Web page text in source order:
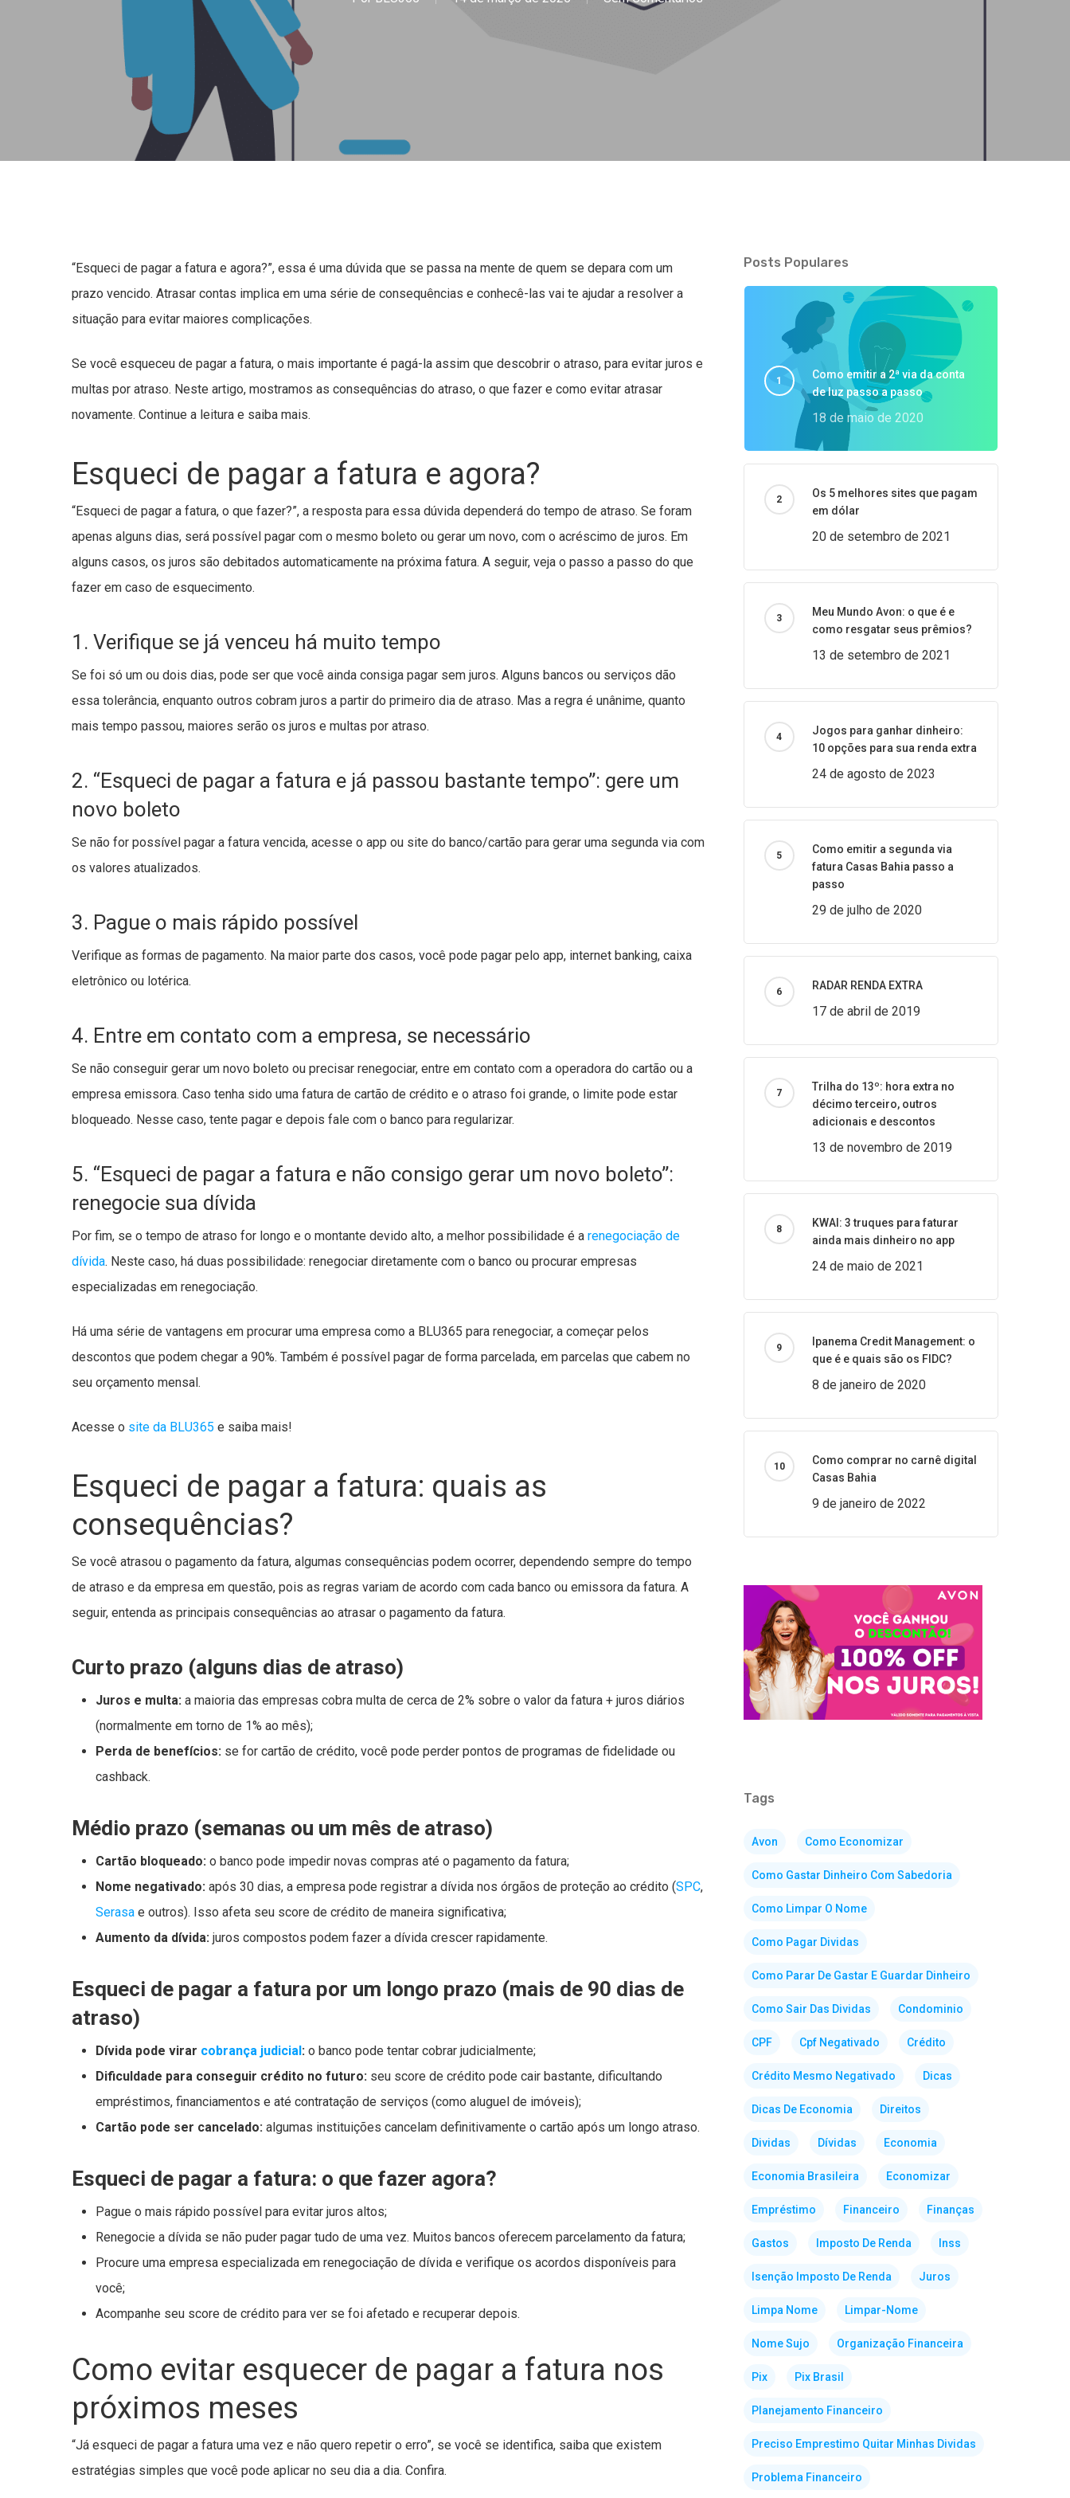
“Esqueci de pagar a fatura e agora?”, essa é uma dúvida que se passa na mente de quem se depara com um
prazo vencido. Atrasar contas implica em uma série de consequências e conhecê-las vai te ajudar a resolver a
situação para evitar maiores complicações.
Se você esqueceu de pagar a fatura, o mais importante é pagá-la assim que descobrir o atraso, para evitar juros e
multas por atraso. Neste artigo, mostramos as consequências do atraso, o que fazer e como evitar atrasar
novamente. Continue a leitura e saiba mais.
Esqueci de pagar a fatura e agora?
“Esqueci de pagar a fatura, o que fazer?”, a resposta para essa dúvida dependerá do tempo de atraso. Se foram
apenas alguns dias, será possível pagar com o mesmo boleto ou gerar um novo, com o acréscimo de juros. Em
alguns casos, os juros são debitados automaticamente na próxima fatura. A seguir, veja o passo a passo do que
fazer em caso de esquecimento.
1. Verifique se já venceu há muito tempo
Se foi só um ou dois dias, pode ser que você ainda consiga pagar sem juros. Alguns bancos ou serviços dão
essa tolerância, enquanto outros cobram juros a partir do primeiro dia de atraso. Mas a regra é unânime, quanto
mais tempo passou, maiores serão os juros e multas por atraso.
2. “Esqueci de pagar a fatura e já passou bastante tempo”: gere um
novo boleto
Se não for possível pagar a fatura vencida, acesse o app ou site do banco/cartão para gerar uma segunda via com
os valores atualizados.
3. Pague o mais rápido possível
Verifique as formas de pagamento. Na maior parte dos casos, você pode pagar pelo app, internet banking, caixa
eletrônico ou lotérica.
4. Entre em contato com a empresa, se necessário
Se não conseguir gerar um novo boleto ou precisar renegociar, entre em contato com a operadora do cartão ou a
empresa emissora. Caso tenha sido uma fatura de cartão de crédito e o atraso foi grande, o limite pode estar
bloqueado. Nesse caso, tente pagar e depois fale com o banco para regularizar.
5. “Esqueci de pagar a fatura e não consigo gerar um novo boleto”:
renegocie sua dívida
Por fim, se o tempo de atraso for longo e o montante devido alto, a melhor possibilidade é a renegociação de
dívida. Neste caso, há duas possibilidade: renegociar diretamente com o banco ou procurar empresas
especializadas em renegociação.
Há uma série de vantagens em procurar uma empresa como a BLU365 para renegociar, a começar pelos
descontos que podem chegar a 90%. Também é possível pagar de forma parcelada, em parcelas que cabem no
seu orçamento mensal.
Acesse o site da BLU365 e saiba mais!
Esqueci de pagar a fatura: quais as
consequências?
Se você atrasou o pagamento da fatura, algumas consequências podem ocorrer, dependendo sempre do tempo
de atraso e da empresa em questão, pois as regras variam de acordo com cada banco ou emissora da fatura. A
seguir, entenda as principais consequências ao atrasar o pagamento da fatura.
Curto prazo (alguns dias de atraso)
Juros e multa: a maioria das empresas cobra multa de cerca de 2% sobre o valor da fatura + juros diários
(normalmente em torno de 1% ao mês);
Perda de benefícios: se for cartão de crédito, você pode perder pontos de programas de fidelidade ou
cashback.
Médio prazo (semanas ou um mês de atraso)
Cartão bloqueado: o banco pode impedir novas compras até o pagamento da fatura;
Nome negativado: após 30 dias, a empresa pode registrar a dívida nos órgãos de proteção ao crédito (SPC,
Serasa e outros). Isso afeta seu score de crédito de maneira significativa;
Aumento da dívida: juros compostos podem fazer a dívida crescer rapidamente.
Esqueci de pagar a fatura por um longo prazo (mais de 90 dias de
atraso)
Dívida pode virar cobrança judicial: o banco pode tentar cobrar judicialmente;
Dificuldade para conseguir crédito no futuro: seu score de crédito pode cair bastante, dificultando
empréstimos, financiamentos e até contratação de serviços (como aluguel de imóveis);
Cartão pode ser cancelado: algumas instituições cancelam definitivamente o cartão após um longo atraso.
Esqueci de pagar a fatura: o que fazer agora?
Pague o mais rápido possível para evitar juros altos;
Renegocie a dívida se não puder pagar tudo de uma vez. Muitos bancos oferecem parcelamento da fatura;
Procure uma empresa especializada em renegociação de dívida e verifique os acordos disponíveis para
você;
Acompanhe seu score de crédito para ver se foi afetado e recuperar depois.
Como evitar esquecer de pagar a fatura nos
próximos meses
“Já esqueci de pagar a fatura uma vez e não quero repetir o erro”, se você se identifica, saiba que existem
estratégias simples que você pode aplicar no seu dia a dia. Confira.
Posts Populares
Como emitir a 2ª via da conta
de luz passo a passo
18 de maio de 2020
Os 5 melhores sites que pagam
em dólar
20 de setembro de 2021
Meu Mundo Avon: o que é e
como resgatar seus prêmios?
13 de setembro de 2021
Jogos para ganhar dinheiro:
10 opções para sua renda extra
24 de agosto de 2023
Como emitir a segunda via
fatura Casas Bahia passo a
passo
29 de julho de 2020
RADAR RENDA EXTRA
17 de abril de 2019
Trilha do 13º: hora extra no
décimo terceiro, outros
adicionais e descontos
13 de novembro de 2019
KWAI: 3 truques para faturar
ainda mais dinheiro no app
24 de maio de 2021
Ipanema Credit Management: o
que é e quais são os FIDC?
8 de janeiro de 2020
Como comprar no carnê digital
Casas Bahia
9 de janeiro de 2022
Tags
Avon Como Economizar
Como Gastar Dinheiro Com Sabedoria
Como Limpar O Nome
Como Pagar Dividas
Como Parar De Gastar E Guardar Dinheiro
Como Sair Das Dividas Condominio
CPF Cpf Negativado Crédito
Crédito Mesmo Negativado Dicas
Dicas De Economia Direitos
Dividas Dívidas Economia
Economia Brasileira Economizar
Empréstimo Financeiro Finanças
Gastos Imposto De Renda Inss
Isenção Imposto De Renda Juros
Limpa Nome Limpar-Nome
Nome Sujo Organização Financeira
Pix Pix Brasil
Planejamento Financeiro
Preciso Emprestimo Quitar Minhas Dividas
Problema Financeiro